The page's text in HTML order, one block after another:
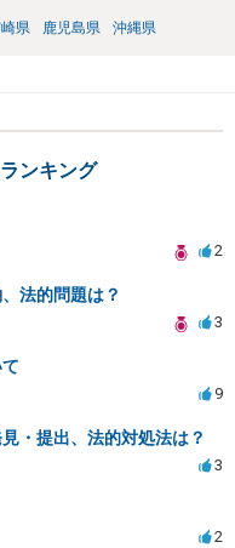
県 鹿児島県 沖縄県
ンキング
2
法的問題は？
3
9
・提出、法的対処法は？
3
2